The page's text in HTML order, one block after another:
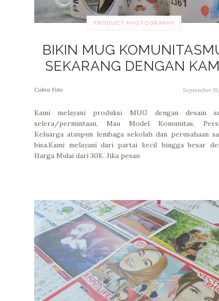
PRODUCT PHOTOGRAPHY
BIKIN MUG
SEKARANG DENGAN
Cakra Foto September
Kami melayani produksi MUG dengan desain
selera/permintaan, Mau Model Komunitas,
Keluarga ataupun lembaga sekolah dan perusahaan
bisa.Kami melayani dari partai kecil hingga besar
Harga Mulai dari 30K. Jika pesan